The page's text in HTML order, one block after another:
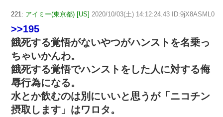
221: アイミー(東京都) [US] 2020/10/03(土) 14:12:24.43 ID:9jX8ASML0
>>195
餓死する覚悟がないやつがハンストを名乗っ
ちゃいかんわ。
餓死する覚悟でハンストをした人に対する侮
辱行為になる。
水とか飲むのは別にいいと思うが「ニコチン
摂取します」はワロタ。